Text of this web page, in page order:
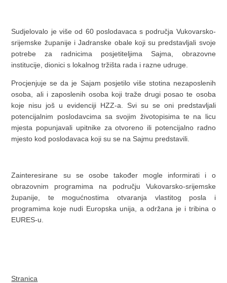
Sudjelovalo je više od 60 poslodavaca s područja Vukovarsko-
srijemske županije i Jadranske obale koji su predstavljali svoje
potrebe za radnicima posjetiteljima Sajma, obrazovne
institucije, dionici s lokalnog tržišta rada i razne udruge.
Procjenjuje se da je Sajam posjetilo više stotina nezaposlenih
osoba, ali i zaposlenih osoba koji traže drugi posao te osoba
koje nisu još u evidenciji HZZ-a. Svi su se oni predstavljali
potencijalnim poslodavcima sa svojim životopisima te na licu
mjesta popunjavali upitnike za otvoreno ili potencijalno radno
mjesto kod poslodavaca koji su se na Sajmu predstavili.
Zainteresirane su se osobe također mogle informirati i o
obrazovnim programima na području Vukovarsko-srijemske
županije, te mogućnostima otvaranja vlastitog posla i
programima koje nudi Europska unija, a održana je i tribina o
EURES-u.
Stranica